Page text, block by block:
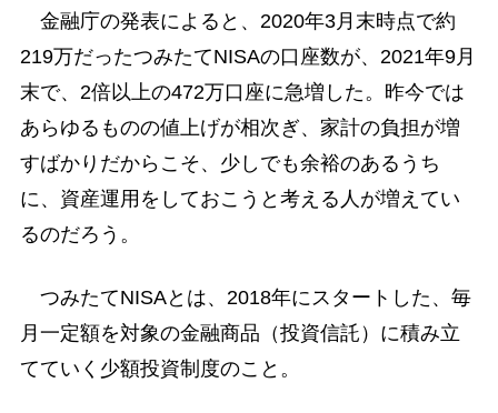
金融庁の発表によると、2020年3月末時点で約
219万だったつみたてNISAの口座数が、2021年9月
末で、2倍以上の472万口座に急増した。昨今では
あらゆるものの値上げが相次ぎ、家計の負担が増
すばかりだからこそ、少しでも余裕のあるうち
に、資産運用をしておこうと考える人が増えてい
るのだろう。
つみたてNISAとは、2018年にスタートした、毎
月一定額を対象の金融商品（投資信託）に積み立
てていく少額投資制度のこと。